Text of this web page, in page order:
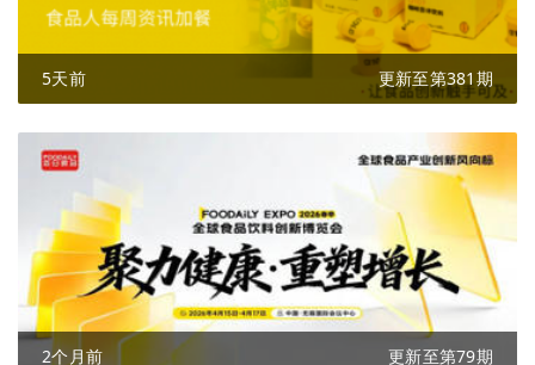
5天前 更新至第381期
2个月前 更新至第79期